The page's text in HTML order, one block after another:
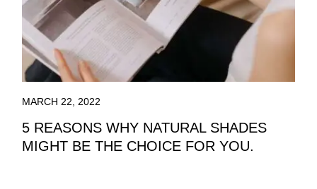
MARCH 22, 2022
5 REASONS WHY NATURAL SHADES
MIGHT BE THE CHOICE FOR YOU.